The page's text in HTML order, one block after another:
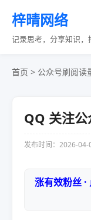
梓晴网络
记录思考，分享知识，
首页 > 公众号刷阅读
QQ 关注
发布时间：2026-04-
涨有效粉丝